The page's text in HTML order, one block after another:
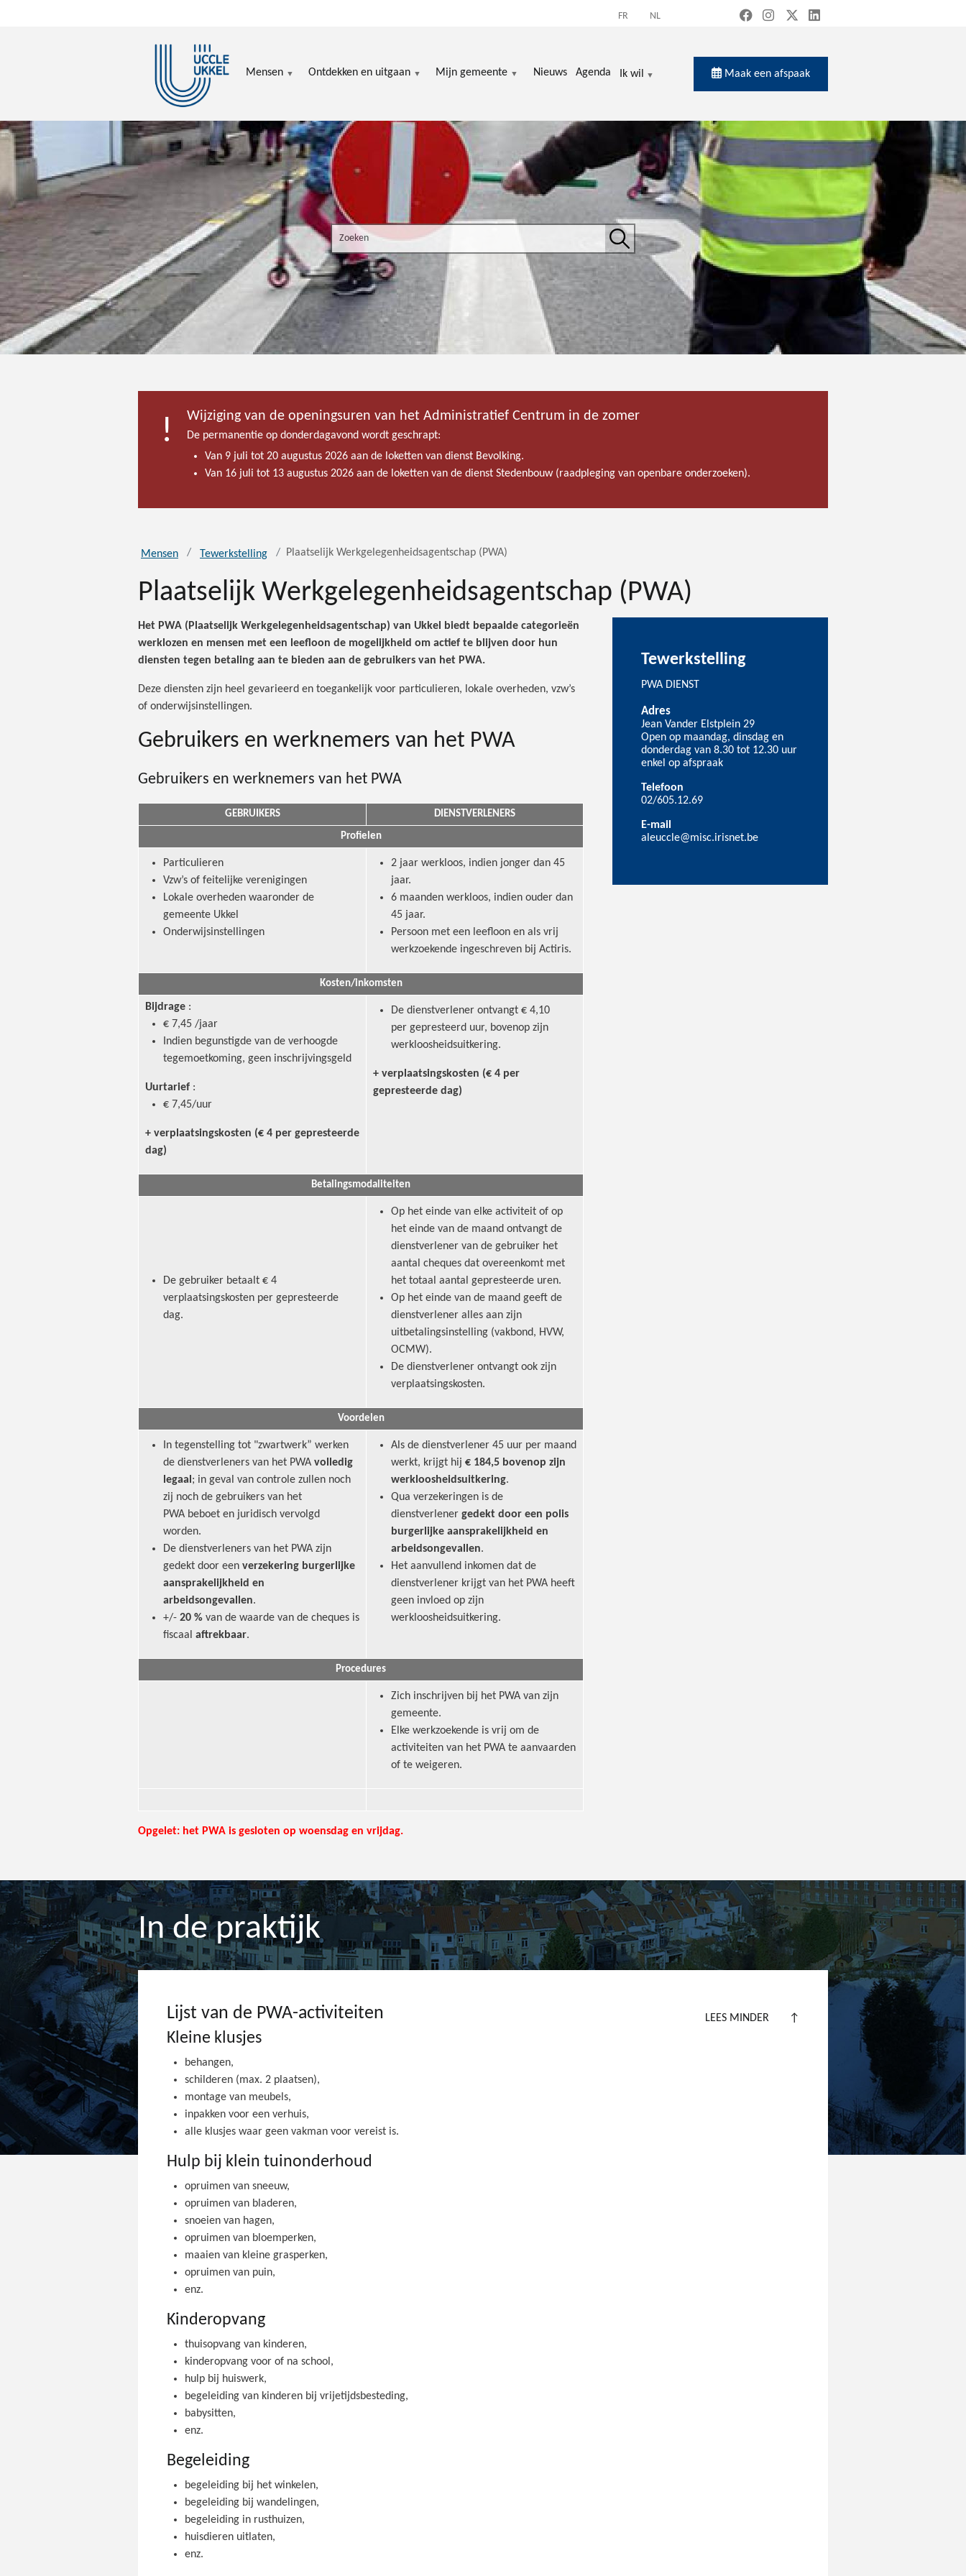
FR NL
Mensen Ontdekken en uitgaan Mijn gemeente Nieuws Agenda Ik wil Maak een afspaak
Search the site
Zoeken
Wijziging van de openingsuren van het Administratief Centrum in de zomer
De permanentie op donderdagavond wordt geschrapt:
Van 9 juli tot 20 augustus 2026 aan de loketten van dienst Bevolking.
Van 16 juli tot 13 augustus 2026 aan de loketten van de dienst Stedenbouw (raadpleging van openbare onderzoeken).
Mensen Tewerkstelling Plaatselijk Werkgelegenheidsagentschap (PWA)
Plaatselijk Werkgelegenheidsagentschap (PWA)
Het PWA (Plaatselijk Werkgelegenheidsagentschap) van Ukkel biedt bepaalde categorieën
werklozen en mensen met een leefloon de mogelijkheid om actief te blijven door hun
diensten tegen betaling aan te bieden aan de gebruikers van het PWA.
Deze diensten zijn heel gevarieerd en toegankelijk voor particulieren, lokale overheden, vzw’s
of onderwijsinstellingen.
Gebruikers en werknemers van het PWA
Gebruikers en werknemers van het PWA
GEBRUIKERS DIENSTVERLENERS
Profielen
Particulieren
Vzw’s of feitelijke verenigingen
Lokale overheden waaronder de
gemeente Ukkel
Onderwijsinstellingen
2 jaar werkloos, indien jonger dan 45
jaar.
6 maanden werkloos, indien ouder dan
45 jaar.
Persoon met een leefloon en als vrij
werkzoekende ingeschreven bij Actiris.
Kosten/inkomsten
Bijdrage :
€ 7,45 /jaar
Indien begunstigde van de verhoogde
tegemoetkoming, geen inschrijvingsgeld
Uurtarief :
€ 7,45/uur
+ verplaatsingskosten (€ 4 per gepresteerde
dag)
De dienstverlener ontvangt € 4,10
per gepresteerd uur, bovenop zijn
werkloosheidsuitkering.
+ verplaatsingskosten (€ 4 per
gepresteerde dag)
Betalingsmodaliteiten
De gebruiker betaalt € 4
verplaatsingskosten per gepresteerde
dag.
Op het einde van elke activiteit of op
het einde van de maand ontvangt de
dienstverlener van de gebruiker het
aantal cheques dat overeenkomt met
het totaal aantal gepresteerde uren.
Op het einde van de maand geeft de
dienstverlener alles aan zijn
uitbetalingsinstelling (vakbond, HVW,
OCMW).
De dienstverlener ontvangt ook zijn
verplaatsingskosten.
Voordelen
In tegenstelling tot "zwartwerk” werken
de dienstverleners van het PWA volledig
legaal; in geval van controle zullen noch
zij noch de gebruikers van het
PWA beboet en juridisch vervolgd
worden.
De dienstverleners van het PWA zijn
gedekt door een verzekering burgerlijke
aansprakelijkheid en
arbeidsongevallen.
+/- 20 % van de waarde van de cheques is
fiscaal aftrekbaar.
Als de dienstverlener 45 uur per maand
werkt, krijgt hij € 184,5 bovenop zijn
werkloosheidsuitkering.
Qua verzekeringen is de
dienstverlener gedekt door een polis
burgerlijke aansprakelijkheid en
arbeidsongevallen.
Het aanvullend inkomen dat de
dienstverlener krijgt van het PWA heeft
geen invloed op zijn
werkloosheidsuitkering.
Procedures
Zich inschrijven bij het PWA van zijn
gemeente.
Elke werkzoekende is vrij om de
activiteiten van het PWA te aanvaarden
of te weigeren.
Opgelet: het PWA is gesloten op woensdag en vrijdag.
Tewerkstelling
PWA DIENST
Adres
Jean Vander Elstplein 29
Open op maandag, dinsdag en
donderdag van 8.30 tot 12.30 uur
enkel op afspraak
Telefoon
02/605.12.69
E-mail
aleuccle@misc.irisnet.be
In de praktijk
Lijst van de PWA-activiteiten LEES MINDER ↑
Kleine klusjes
behangen,
schilderen (max. 2 plaatsen),
montage van meubels,
inpakken voor een verhuis,
alle klusjes waar geen vakman voor vereist is.
Hulp bij klein tuinonderhoud
opruimen van sneeuw,
opruimen van bladeren,
snoeien van hagen,
opruimen van bloemperken,
maaien van kleine grasperken,
opruimen van puin,
enz.
Kinderopvang
thuisopvang van kinderen,
kinderopvang voor of na school,
hulp bij huiswerk,
begeleiding van kinderen bij vrijetijdsbesteding,
babysitten,
enz.
Begeleiding
begeleiding bij het winkelen,
begeleiding bij wandelingen,
begeleiding in rusthuizen,
huisdieren uitlaten,
enz.